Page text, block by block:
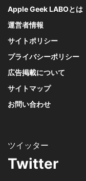
Apple Geek LABOとは
運営者情報
サイトポリシー
プライバシーポリシー
広告掲載について
サイトマップ
お問い合わせ
Twitter